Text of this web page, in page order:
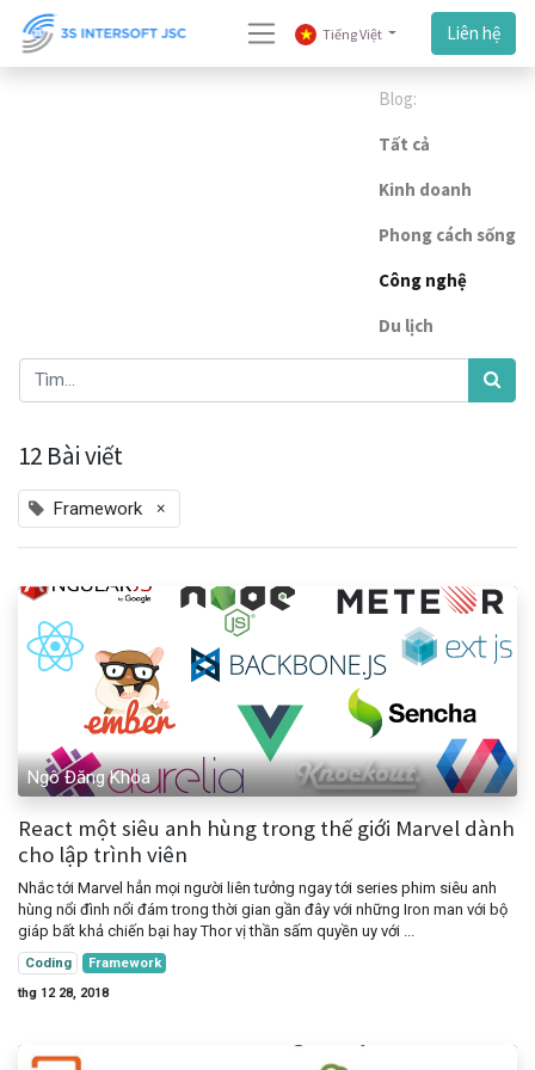
Tiếng Việt Liên hệ
Blog:
Tất cả
Kinh doanh
Phong cách sống
Công nghệ
Du lịch
12 Bài viết
Framework ×
Ngô Đăng Khoa
React một siêu anh hùng trong thế giới Marvel dành
cho lập trình viên
Nhắc tới Marvel hẳn mọi người liên tưởng ngay tới series phim siêu anh
hùng nổi đình nổi đám trong thời gian gần đây với những Iron man với bộ
giáp bất khả chiến bại hay Thor vị thần sấm quyền uy với ...
Coding
Framework
thg 12 28, 2018